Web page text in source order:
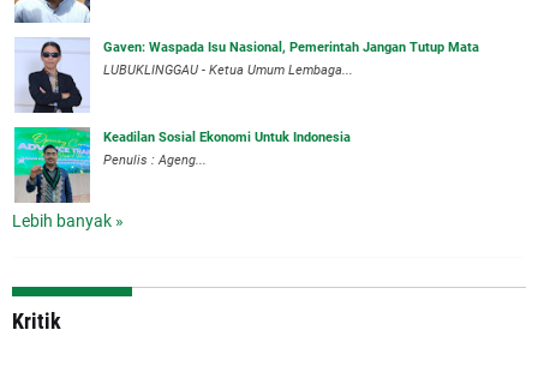
Gaven: Waspada Isu Nasional, Pemerintah Jangan Tutup Mata
LUBUKLINGGAU - Ketua Umum Lembaga...
Keadilan Sosial Ekonomi Untuk Indonesia
Penulis : Ageng...
Lebih banyak »
Kritik